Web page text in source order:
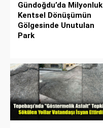
Gündoğdu’da Milyonluk
Kentsel Dönüşümün
Gölgesinde Unutulan
Park